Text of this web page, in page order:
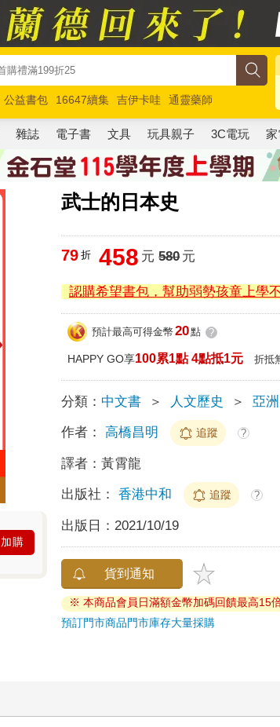
公益書包 16647續集 吉伊卡哇
通靈藥師
馬斯克 玩具總動員5 超慢跑
雜誌 電子書 文具 玩具親子 3C電玩 家
武士的日本史
加購
79 折 458 元 580元
認購希望書包，幫助弱勢孩童上學
預計最高可得金幣 20點 ?
HAPPY GO享100累1點 4點抵1元 折抵
分類： 中文書 ＞ 人文歷史 ＞ 亞
作者： 高橋昌明 追蹤 ?
譯者：黃霄龍
出版社： 香港中和 追蹤 ?
出版日： 2021/10/19
貨到通知
※ 本商品會員日滿額金幣加碼回饋最高15
預訂門市商品門市庫存大量採購